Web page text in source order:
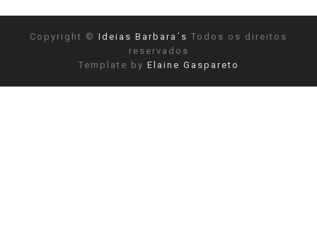
Copyright © Ideias Barbara´s Todos os direitos
reservados
Template by Elaine Gaspareto